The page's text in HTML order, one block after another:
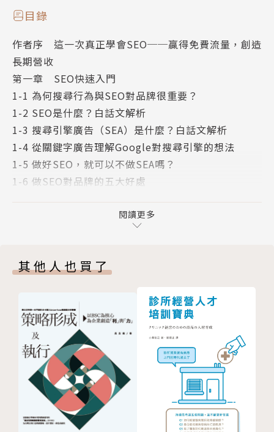
這本書從基礎開始，帶領讀者進入 SEO 的核心，揭露
可以輕易掌握 SEO 的各種技巧，從關鍵字研究到高級
排名策略，必備技巧一應俱全！你可以在這本書中實際
學會：
用人性化的角度理解搜尋引擎，掌握使用者的搜尋意圖
SEO流量公式：自然流量從哪裡來？
關鍵字研究實戰演練
SEO內容撰寫實戰七步驟
如何用SEO替品牌帶來信任感？
如何網站架構最佳化、提升索引效率？
還有加碼 SEO 與 AI 搭配的現在與未來解析！
***透過白話文的教學風格，結合深入淺出的邏輯、案
例與圖解，讓讀者不需要專業的背景知識，任何人都可
以輕易理解並實施書中的 SEO 策略，有效掌握內容行
銷的核心邏輯和架構。
***針對行銷、企畫、品牌、自媒體，這本書幫助不懂
程式碼的你，也能釋放網站流量潛力。
目錄
作者序 這一次真正學會SEO──贏得免費流量，創造
長期營收
第一章 SEO快速入門
1-1 為何搜尋行為與SEO對品牌很重要？
1-2 SEO是什麼？白話文解析
1-3 搜尋引擎廣告（SEA）是什麼？白話文解析
1-4 從關鍵字廣告理解Google對搜尋引擎的想法
1-5 做好SEO，就可以不做SEA嗎？
1-6 做SEO對品牌的五大好處
1-8 不適合做SEO的六種情況
1-11 架站資源：如果沒有網站，要如何開始做SEO？
2-1 SEO流量公式：自然流量從哪裡來？
2-2 為何關鍵字對SEO那麼重要？
2-3 關鍵字搜尋量是什麼？
2-4 如何查詢關鍵字搜尋量？
2-5 關鍵字排名與點閱率是什麼？
2-6 總結：流量公式複習
第三章 SEO關鍵字研究
3-1 關鍵字研究的四步驟
閱讀更多
其他人也買了